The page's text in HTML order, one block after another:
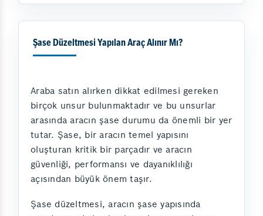
Şase Düzeltmesi Yapılan Araç Alınır Mı?
Araba satın alırken dikkat edilmesi gereken
birçok unsur bulunmaktadır ve bu unsurlar
arasında aracın şase durumu da önemli bir yer
tutar. Şase, bir aracın temel yapısını
oluşturan kritik bir parçadır ve aracın
güvenliği, performansı ve dayanıklılığı
açısından büyük önem taşır.
Şase düzeltmesi, aracın şase yapısında